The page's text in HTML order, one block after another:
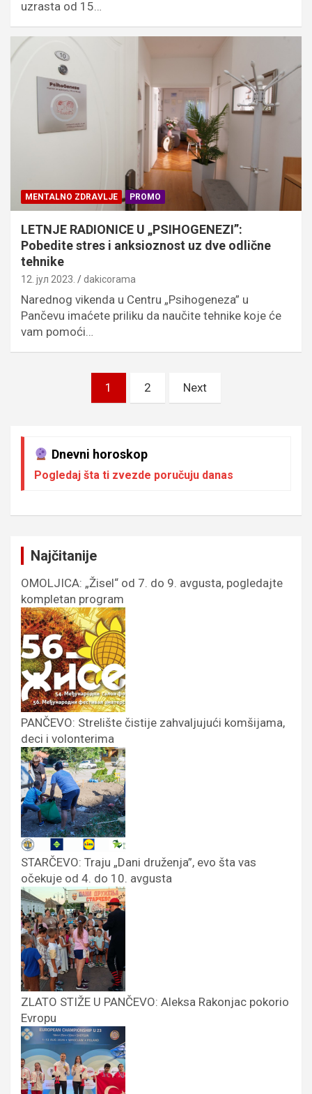
uzrasta od 15…
MENTALNO ZDRAVLJE PROMO
LETNJE RADIONICE U „PSIHOGENEZI”:
Pobedite stres i anksioznost uz dve odlične
tehnike
12. јул 2023. dakicorama
Narednog vikenda u Centru „Psihogeneza” u
Pančevu imaćete priliku da naučite tehnike koje će
vam pomoći…
Пагинација1 2 Next
Dnevni horoskop
Pogledaj šta ti zvezde poručuju danas
Najčitanije
OMOLJICA: „Žisel“ od 7. do 9. avgusta, pogledajte
kompletan program
PANČEVO: Strelište čistije zahvaljujući komšijama,
deci i volonterima
STARČEVO: Traju „Dani druženja”, evo šta vas
očekuje od 4. do 10. avgusta
ZLATO STIŽE U PANČEVO: Aleksa Rakonjac pokorio
Evropu